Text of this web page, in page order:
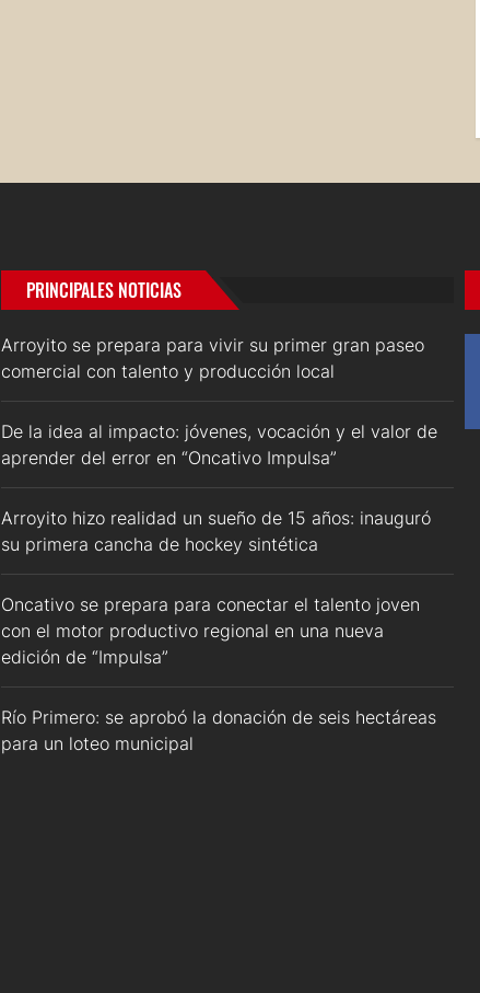
PRINCIPALES NOTICIAS
Arroyito se prepara para vivir su primer gran paseo
comercial con talento y producción local
De la idea al impacto: jóvenes, vocación y el valor de
aprender del error en “Oncativo Impulsa”
Arroyito hizo realidad un sueño de 15 años: inauguró
su primera cancha de hockey sintética
Oncativo se prepara para conectar el talento joven
con el motor productivo regional en una nueva
edición de “Impulsa”
Río Primero: se aprobó la donación de seis hectáreas
para un loteo municipal